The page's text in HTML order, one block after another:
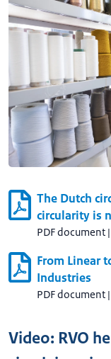
The Dutch
circularity is
PDF document |
From Linear
Industries
PDF document |
Video: RVO